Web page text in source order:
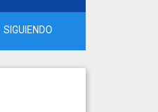
SIGUIENDO